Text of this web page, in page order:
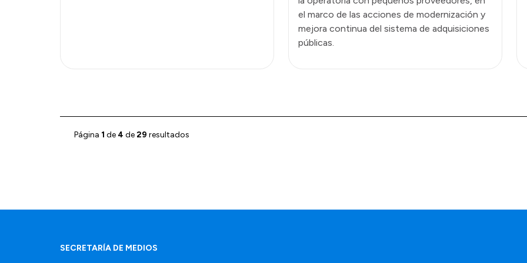
el marco de las acciones de modernización y
mejora continua del sistema de adquisiciones
públicas.
Página 1 de 4 de29 resultados
SECRETARÍA DE MEDIOS